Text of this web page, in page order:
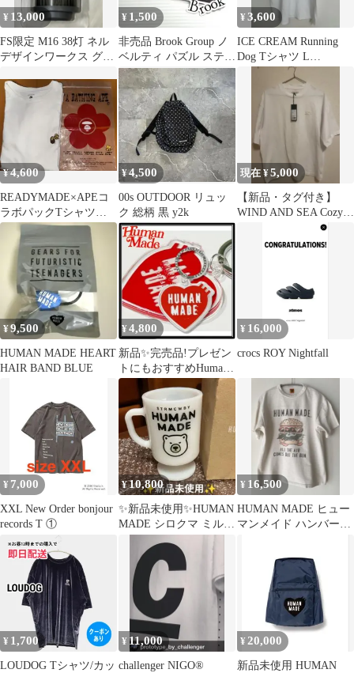
¥ 13,000
FS限定 M16 38灯 ネル
デザインワークス グラ
シモ
¥ 1,500
非売品 Brook Group ノ
ベルティ パズル ステッ
カー セット
¥3,600
ICE CREAM Running
Dog Tシャツ L
HUMANMADE
¥4,600
READYMADE×APEコ
ラボパックTシャツ M
サイズ
¥4,500
00s OUTDOOR リュッ
ク 総柄 黒 y2k
現在 ¥5,000
【新品・タグ付き】
WIND AND SEA Cozy
S/S Tee 白Tシャツ
¥9,500
HUMAN MADE HEART
HAIR BAND BLUE
¥4,800
新品✨完売品!プレゼン
トにもおすすめHuman
Made ハートキーリング
¥ 16,000
crocs ROY Nightfall
¥ 7,000
XXL New Order bonjour
records T ①
¥10,800
✨新品未使用✨HUMAN
MADE シロクマ ミルク
¥ 16,500
HUMAN MADE ヒュー
マンメイド ハンバーガ
¥ 1,700
LOUDOG Tシャツ/カッ
¥ 11,000
challenger NIGO®︎
¥ 20,000
新品未使用 HUMAN